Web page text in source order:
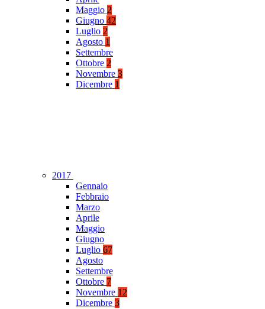
Maggio 2
Giugno 42
Luglio 2
Agosto 1
Settembre
Ottobre 2
Novembre 3
Dicembre 1
2017
Gennaio
Febbraio
Marzo
Aprile
Maggio
Giugno
Luglio 67
Agosto
Settembre
Ottobre 7
Novembre 12
Dicembre 3